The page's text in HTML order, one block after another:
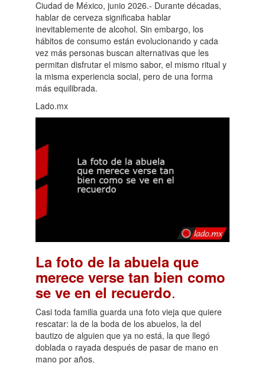
Ciudad de México, junio 2026.- Durante décadas,
hablar de cerveza significaba hablar
inevitablemente de alcohol. Sin embargo, los
hábitos de consumo están evolucionando y cada
vez más personas buscan alternativas que les
permitan disfrutar el mismo sabor, el mismo ritual y
la misma experiencia social, pero de una forma
más equilibrada.
Lado.mx
La foto de la abuela que
merece verse tan bien como
se ve en el recuerdo.
Casi toda familia guarda una foto vieja que quiere
rescatar: la de la boda de los abuelos, la del
bautizo de alguien que ya no está, la que llegó
doblada o rayada después de pasar de mano en
mano por años.